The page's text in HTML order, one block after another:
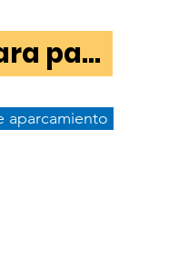
aparcamiento
Haz clic para pagar el estacionamiento.